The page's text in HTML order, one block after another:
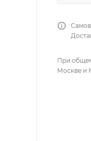
При общем
Москве и